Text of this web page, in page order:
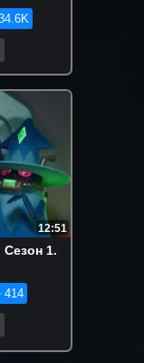
12:51
1.
414